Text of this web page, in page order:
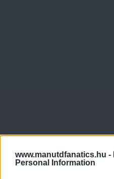
www.manutdfanatics.hu -
Personal Information